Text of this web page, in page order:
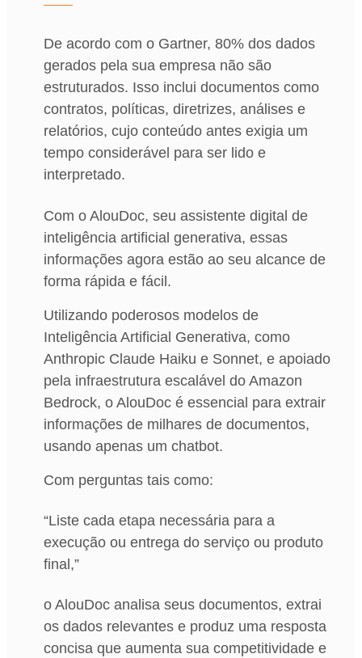
De acordo com o Gartner, 80% dos dados
gerados pela sua empresa não são
estruturados. Isso inclui documentos como
contratos, políticas, diretrizes, análises e
relatórios, cujo conteúdo antes exigia um
tempo considerável para ser lido e
interpretado.
Com o AlouDoc, seu assistente digital de
inteligência artificial generativa, essas
informações agora estão ao seu alcance de
forma rápida e fácil.
Utilizando poderosos modelos de
Inteligência Artificial Generativa, como
Anthropic Claude Haiku e Sonnet, e apoiado
pela infraestrutura escalável do Amazon
Bedrock, o AlouDoc é essencial para extrair
informações de milhares de documentos,
usando apenas um chatbot.
Com perguntas tais como:
“Liste cada etapa necessária para a
execução ou entrega do serviço ou produto
final,”
o AlouDoc analisa seus documentos, extrai
os dados relevantes e produz uma resposta
concisa que aumenta sua competitividade e